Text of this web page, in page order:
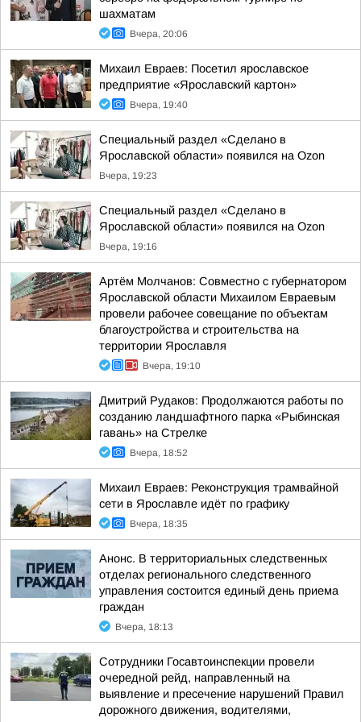
шахматам
Вчера, 20:06
Михаил Евраев: Посетил ярославское
предприятие «Ярославский картон»
Вчера, 19:40
Специальный раздел «Сделано в
Ярославской области» появился на Ozon
Вчера, 19:23
Специальный раздел «Сделано в
Ярославской области» появился на Ozon
Вчера, 19:16
Артём Молчанов: Совместно с губернатором
Ярославской области Михаилом Евраевым
провели рабочее совещание по объектам
благоустройства и строительства на
территории Ярославля
Вчера, 19:10
Дмитрий Рудаков: Продолжаются работы по
созданию ландшафтного парка «Рыбинская
гавань» на Стрелке
Вчера, 18:52
Михаил Евраев: Реконструкция трамвайной
сети в Ярославле идёт по графику
Вчера, 18:35
Анонс. В территориальных следственных
отделах регионального следственного
управления состоится единый день приема
граждан
Вчера, 18:13
Сотрудники Госавтоинспекции провели
очередной рейд, направленный на
выявление и пресечение нарушений Правил
дорожного движения, водителями,